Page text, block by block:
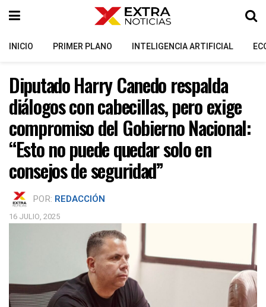
INICIO PRIMER PLANO INTELIGENCIA ARTIFICIAL
Diputado Harry Canedo respalda
diálogos con cabecillas, pero exige
compromiso del Gobierno Nacional:
“Esto no puede quedar solo en
consejos de seguridad”
POR: REDACCIÓN
16 JULIO, 2025